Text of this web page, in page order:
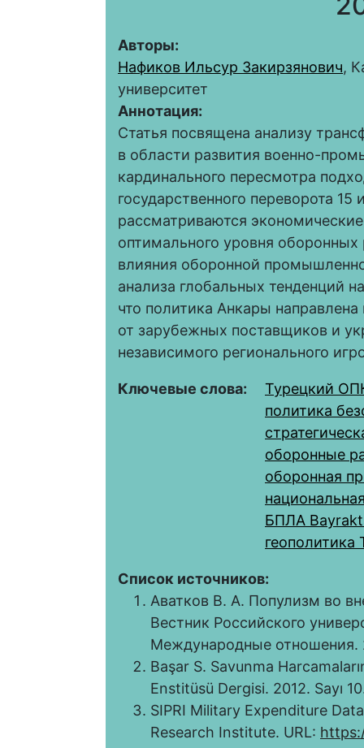
Авторы:
Нафиков Ильсур Закирзянович,
университет
Аннотация:
Статья посвящена анализу
в области развития военно-
кардинального пересмотра
государственного переворота
рассматриваются
оптимального уровня оборонных
влияния оборонной
анализа глобальных тенденций
что политика Анкары
от зарубежных поставщиков и
независимого регионального
Ключевые слова:
Турецкий
политика
оборонные
оборонная
БПЛА
геополитика
Список источников:
Аватков В. А. Популизм во
Вестник Российского
Международные отношения.
Başar S. Savunma
Enstitüsü Dergisi. 2012. Sayı
SIPRI Military Expenditure
Research Institute. URL: